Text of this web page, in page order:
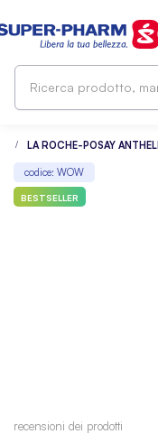
LA ROCHE-POSAY
codice: WOW
BESTSELLER
recensioni dei prodotti